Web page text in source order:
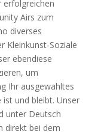
Airs zum
diverses
Kleinkunst-Soziale
ebendiese
um
Ihr ausgewahltes
und bleibt. Unser
unter Deutsch
direkt bei dem